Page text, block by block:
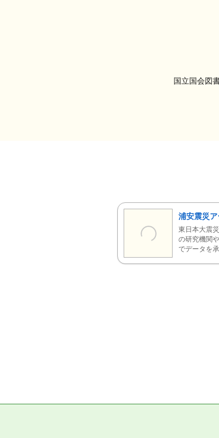
国立国会図
浦安震災ア
東日本大震
の研究機関
でデータを